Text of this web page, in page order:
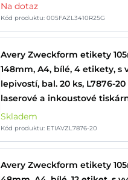
Na dotaz
Kód produktu: 005FAZL3410R25G
Avery Zweckform etikety
148mm, A4, bílé, 4 etikety, s
lepivostí, bal. 20 ks, L7876-
laserové a inkoustové
Skladem
Kód produktu: ETIAVZL7876-20
Avery Zweckform etikety